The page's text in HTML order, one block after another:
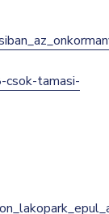
tamasi-